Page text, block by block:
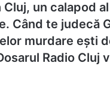
un calapod
Când te judecă
murdare ești
Radio Cluj